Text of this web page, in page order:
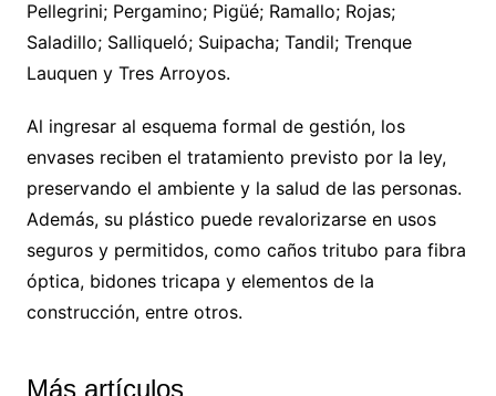
Pellegrini; Pergamino; Pigüé; Ramallo; Rojas;
Saladillo; Salliqueló; Suipacha; Tandil; Trenque
Lauquen y Tres Arroyos.
Al ingresar al esquema formal de gestión, los
envases reciben el tratamiento previsto por la ley,
preservando el ambiente y la salud de las personas.
Además, su plástico puede revalorizarse en usos
seguros y permitidos, como caños tritubo para fibra
óptica, bidones tricapa y elementos de la
construcción, entre otros.
Más artículos